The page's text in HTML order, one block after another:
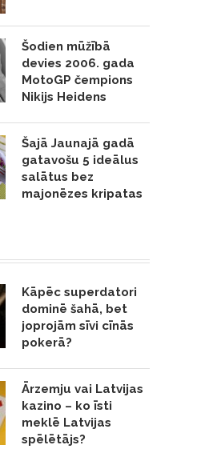
Šodien mūžībā
devies 2006. gada
MotoGP čempions
Nikijs Heidens
Šajā Jaunajā gadā
gatavošu 5 ideālus
salātus bez
majonēzes kripatas
Kāpēc superdatori
dominē šahā, bet
joprojām sīvi cīnās
pokerā?
Ārzemju vai Latvijas
kazino – ko īsti
meklē Latvijas
spēlētājs?